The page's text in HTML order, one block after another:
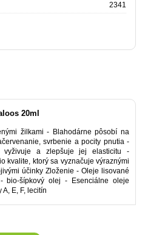
2341
20ml
žilkami - Blahodárne pôsobí na
svrbenie a pocity pnutia -
vyživuje a zlepšuje jej elasticitu -
kvalite, ktorý sa vyznačuje výraznými
účinky Zloženie - Oleje lisované
bio-šípkový olej - Esenciálne oleje
E, F, lecitín